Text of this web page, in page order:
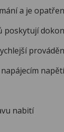
a je
nabití